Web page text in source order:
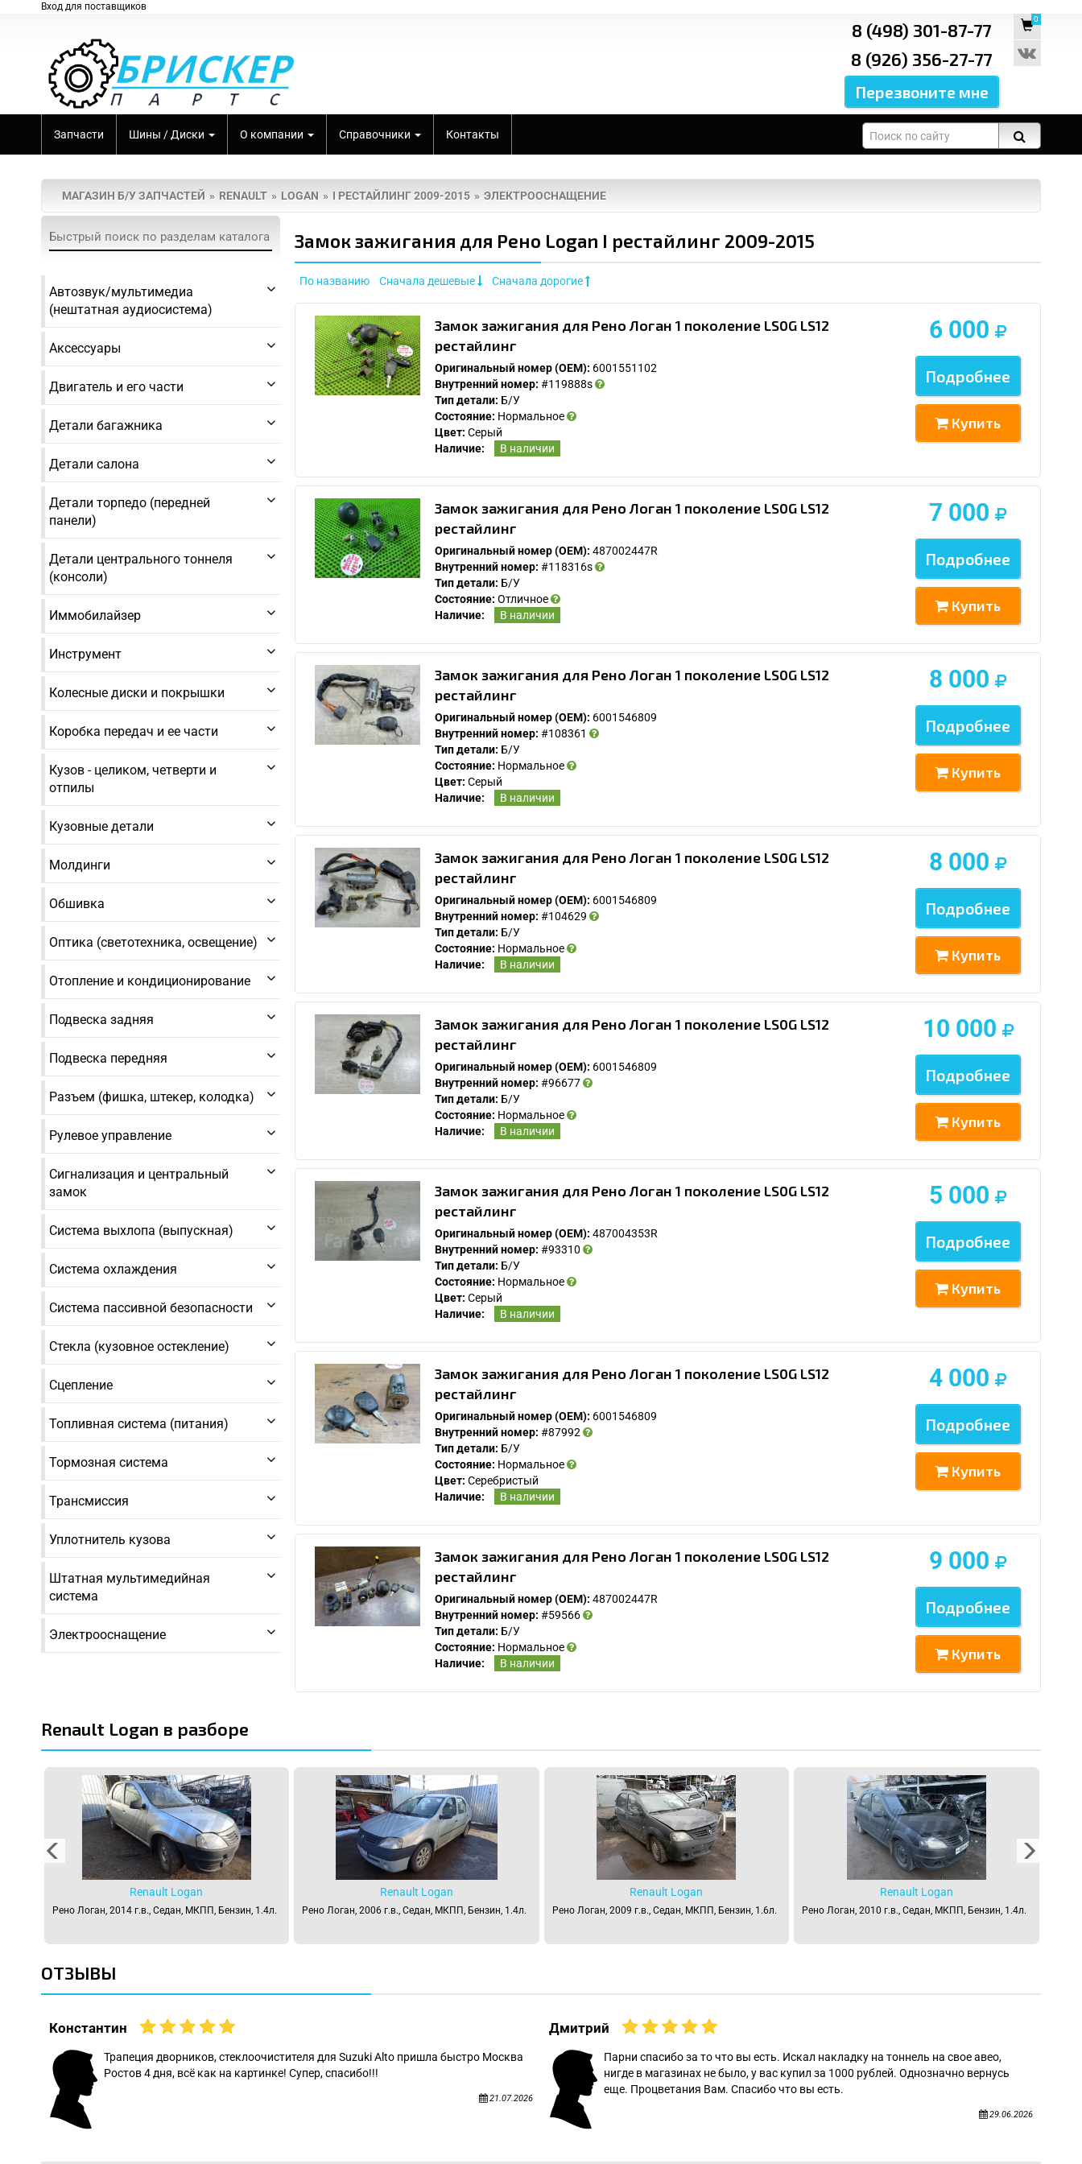
Вход для поставщиков
8 (498) 301-87-77
8 (926) 356-27-77
0
Запчасти Шины / Диски О компании Справочники Контакты
МАГАЗИН Б/У ЗАПЧАСТЕЙ RENAULT LOGAN I РЕСТАЙЛИНГ 2009-2015 ЭЛЕКТРООСНАЩЕНИЕ
Автозвук/мультимедиа
(нештатная аудиосистема)
Аксессуары
Двигатель и его части
Детали багажника
Детали салона
Детали торпедо (передней
панели)
Детали центрального тоннеля
(консоли)
Иммобилайзер
Инструмент
Колесные диски и покрышки
Коробка передач и ее части
Кузов - целиком, четверти и
отпилы
Кузовные детали
Молдинги
Обшивка
Оптика (светотехника, освещение)
Отопление и кондиционирование
Подвеска задняя
Подвеска передняя
Разъем (фишка, штекер, колодка)
Рулевое управление
Сигнализация и центральный
замок
Система выхлопа (выпускная)
Система охлаждения
Система пассивной безопасности
Стекла (кузовное остекление)
Сцепление
Топливная система (питания)
Тормозная система
Трансмиссия
Уплотнитель кузова
Штатная мультимедийная
система
Электрооснащение
Замок зажигания для Рено Logan I рестайлинг 2009-2015
По названию Сначала дешевые Сначала дорогие
Замок зажигания для Рено Логан 1 поколение LS0G LS12
рестайлинг
Оригинальный номер (OEM): 6001551102
Внутренний номер: #119888s
Тип детали: Б/У
Состояние: Нормальное
Цвет: Серый
Наличие:
В наличии
6 000
Подробнее
Купить
Замок зажигания для Рено Логан 1 поколение LS0G LS12
рестайлинг
Оригинальный номер (OEM): 487002447R
Внутренний номер: #118316s
Тип детали: Б/У
Состояние: Отличное
Наличие:
В наличии
7 000
Подробнее
Купить
Замок зажигания для Рено Логан 1 поколение LS0G LS12
рестайлинг
Оригинальный номер (OEM): 6001546809
Внутренний номер: #108361
Тип детали: Б/У
Состояние: Нормальное
Цвет: Серый
Наличие:
В наличии
8 000
Подробнее
Купить
Замок зажигания для Рено Логан 1 поколение LS0G LS12
рестайлинг
Оригинальный номер (OEM): 6001546809
Внутренний номер: #104629
Тип детали: Б/У
Состояние: Нормальное
Наличие:
В наличии
8 000
Подробнее
Купить
Замок зажигания для Рено Логан 1 поколение LS0G LS12
рестайлинг
Оригинальный номер (OEM): 6001546809
Внутренний номер: #96677
Тип детали: Б/У
Состояние: Нормальное
Наличие:
В наличии
10 000
Подробнее
Купить
Замок зажигания для Рено Логан 1 поколение LS0G LS12
рестайлинг
Оригинальный номер (OEM): 487004353R
Внутренний номер: #93310
Тип детали: Б/У
Состояние: Нормальное
Цвет: Серый
Наличие:
В наличии
5 000
Подробнее
Купить
Замок зажигания для Рено Логан 1 поколение LS0G LS12
рестайлинг
Оригинальный номер (OEM): 6001546809
Внутренний номер: #87992
Тип детали: Б/У
Состояние: Нормальное
Цвет: Серебристый
Наличие:
В наличии
4 000
Подробнее
Купить
Замок зажигания для Рено Логан 1 поколение LS0G LS12
рестайлинг
Оригинальный номер (OEM): 487002447R
Внутренний номер: #59566
Тип детали: Б/У
Состояние: Нормальное
Наличие:
В наличии
9 000
Подробнее
Купить
Renault Logan в разборе
Renault Logan
Рено Логан, 2014 г.в., Седан, МКПП, Бензин, 1.4л.
Renault Logan
Рено Логан, 2006 г.в., Седан, МКПП, Бензин, 1.4л.
Renault Logan
Рено Логан, 2009 г.в., Седан, МКПП, Бензин, 1.6л.
Renault Logan
Рено Логан, 2010 г.в., Седан, МКПП, Бензин, 1.4л.
ОТЗЫВЫ
Константин
Трапеция дворников, стеклоочистителя для Suzuki Alto пришла быстро Москва
Ростов 4 дня, всё как на картинке! Супер, спасибо!!!
21.07.2026
Дмитрий
Парни спасибо за то что вы есть. Искал накладку на тоннель на свое авео,
нигде в магазинах не было, у вас купил за 1000 рублей. Однозначно вернусь
еще. Процветания Вам. Спасибо что вы есть.
29.06.2026
У Вас возникли вопросы? Вы не нашли нужную
Вам деталь?
Заполните форму ниже и мы Вам перезвоним.
Спасибо, мне это не нужно!